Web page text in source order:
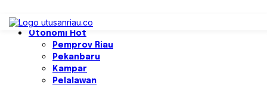
Home
Otonomi Hot
Pemprov Riau
Pekanbaru
Kampar
Pelalawan